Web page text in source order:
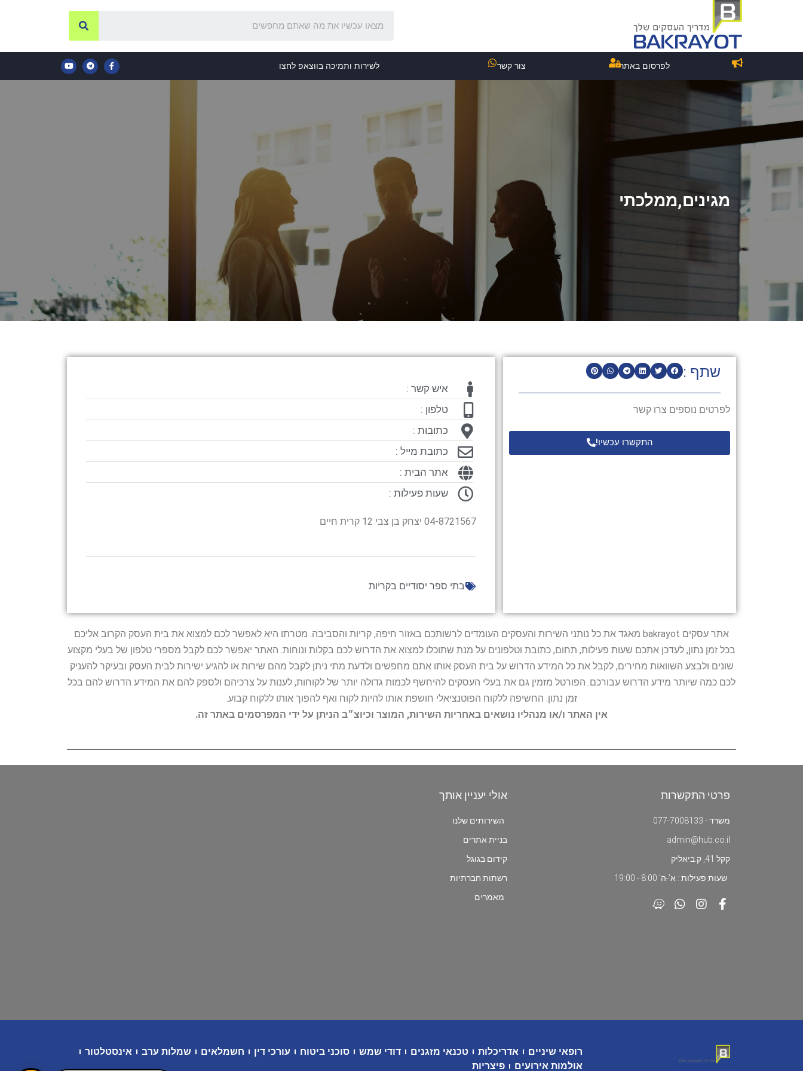
לפרסום באתר צור קשר לשירות ותמיכה בווצאפ לחצו
מגינים,ממלכתי
שתף :
לפרטים נוספים צרו קשר
התקשרו עכשיו!
איש קשר :
טלפון :
כתובות :
כתובת מייל :
אתר הבית :
שעות פעילות :
04-8721567 יצחק בן צבי 12 קרית חיים
בתי ספר יסודיים בקריות
אתר עסקים bakrayot מאגד את כל נותני השירות והעסקים העומדים לרשותכם באזור חיפה, קריות והסביבה. מטרתו היא לאפשר לכם למצוא את בית העסק הקרוב אליכם
בכל זמן נתון, לעדכן אתכם שעות פעילות, תחום, כתובת וטלפונים על מנת שתוכלו למצוא את הדרוש לכם בקלות ונוחות. האתר יאפשר לכם לקבל מספרי טלפון של בעלי מקצוע
שונים ולבצע השוואות מחירים, לקבל את כל המידע הדרוש על בית העסק אותו אתם מחפשים ולדעת מתי ניתן לקבל מהם שירות או להגיע ישירות לבית העסק ובעיקר להעניק
לכם כמה שיותר מידע הדרוש עבורכם. הפורטל מזמין גם את בעלי העסקים להיחשף לכמות גדולה יותר של לקוחות, לענות על צרכיהם ולספק להם את המידע הדרוש להם בכל
זמן נתון. החשיפה ללקוח הפוטנציאלי חושפת אותו להיות לקוח ואף להפוך אותו ללקוח קבוע.
אין האתר ו/או מנהליו נושאים באחריות השירות, המוצר וכיוצ״ב הניתן על ידי המפרסמים באתר זה.
פרטי התקשרות
משרד - 077-7008133
admin@hub.co.il
קקל 41, ק.ביאליק
שעות פעילות : א'-ה' 8:00 - 19:00
אולי יעניין אותך
השירותים שלנו
בניית אתרים
קידום בגוגל
רשתות חברתיות
מאמרים
רופאי שיניים אדריכלות טכנאי מזגנים דודי שמש סוכני ביטוח עורכי דין חשמלאים שמלות ערב
אינסטלטור
אולמות אירועים
פיצריות